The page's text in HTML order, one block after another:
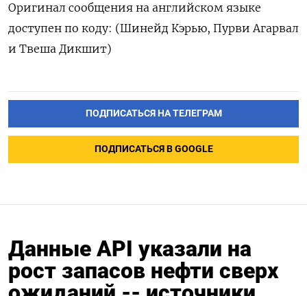
Оригинал сообщения на ‌английском языке
доступен ‌по коду: (Шинейд Кэрью, ​Пурви Агарвал
и ‌Твеша Дикшит)
ПОДПИСАТЬСЯ НА ТЕЛЕГРАМ
ПОДПИСАТЬСЯ В GOOGLE
Данные API указали на
рост запасов нефти сверх